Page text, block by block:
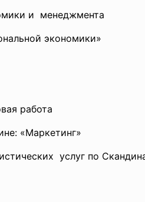
и менеджмента
экономики»
работа
«Маркетинг»
услуг по